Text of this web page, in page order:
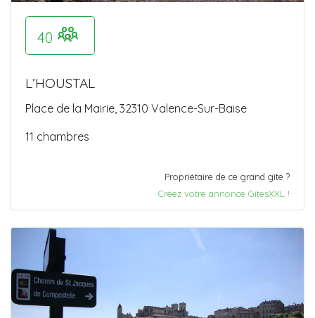
40
L’HOUSTAL
Place de la Mairie, 32310 Valence-Sur-Baise
11 chambres
Propriétaire de ce grand gîte ?
Créez votre annonce GitesXXL !